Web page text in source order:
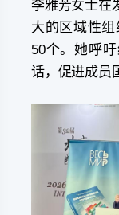
李雅芳女士在
大的区域性
50个。她呼
话，促进成员